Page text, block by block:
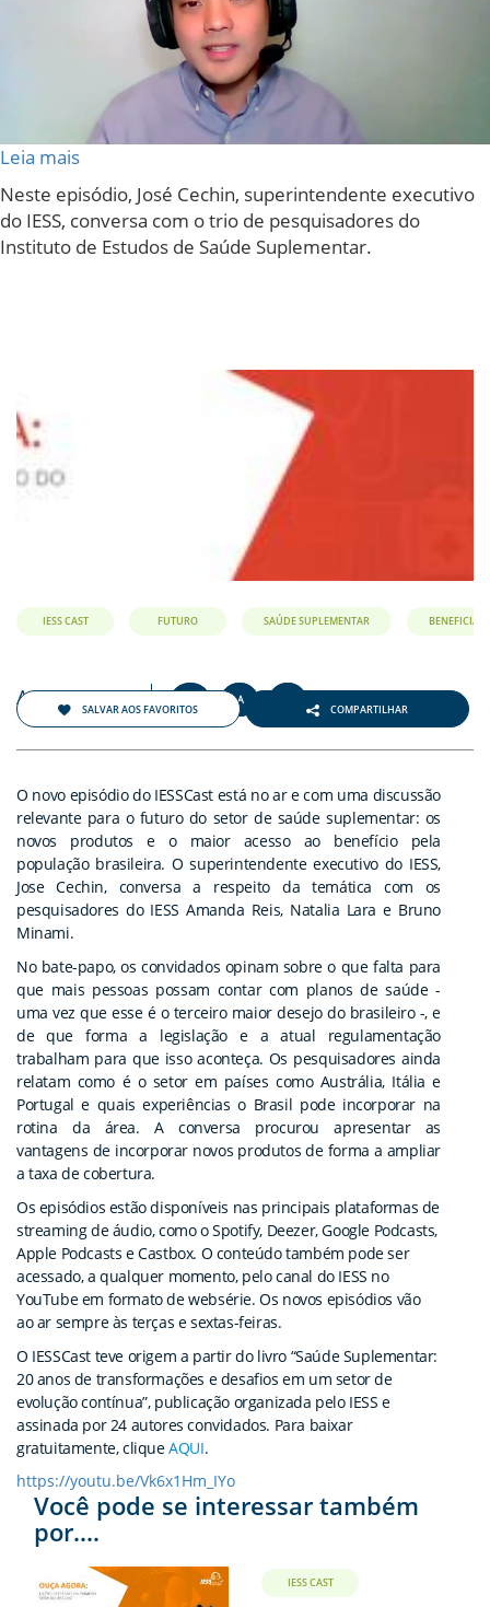
Leia mais
IESSCast
#11:
Novos
produtos
Neste episódio, José Cechin, superintendente executivo
do IESS, conversa com o trio de pesquisadores do
Instituto de Estudos de Saúde Suplementar.
IESS CAST FUTURO SAÚDE SUPLEMENTAR
Agosto 2021 A
SALVAR AOS FAVORITOS COMPARTILHAR
O novo episódio do IESSCast está no ar e com uma discussão
relevante para o futuro do setor de saúde suplementar: os
novos produtos e o maior acesso ao benefício pela
população brasileira. O superintendente executivo do IESS,
Jose Cechin, conversa a respeito da temática com os
pesquisadores do IESS Amanda Reis, Natalia Lara e Bruno
Minami.
No bate-papo, os convidados opinam sobre o que falta para
que mais pessoas possam contar com planos de saúde -
uma vez que esse é o terceiro maior desejo do brasileiro -, e
de que forma a legislação e a atual regulamentação
trabalham para que isso aconteça. Os pesquisadores ainda
relatam como é o setor em países como Austrália, Itália e
Portugal e quais experiências o Brasil pode incorporar na
rotina da área. A conversa procurou apresentar as
vantagens de incorporar novos produtos de forma a ampliar
a taxa de cobertura.
Os episódios estão disponíveis nas principais plataformas de
streaming de áudio, como o Spotify, Deezer, Google Podcasts,
Apple Podcasts e Castbox. O conteúdo também pode ser
acessado, a qualquer momento, pelo canal do IESS no
YouTube em formato de websérie. Os novos episódios vão
ao ar sempre às terças e sextas-feiras.
O IESSCast teve origem a partir do livro “Saúde Suplementar:
20 anos de transformações e desafios em um setor de
evolução contínua”, publicação organizada pelo IESS e
assinada por 24 autores convidados. Para baixar
gratuitamente, cliqueAQUI.
https://youtu.be/Vk6x1Hm_IYo
Você pode se interessar também
por....
IESS CAST